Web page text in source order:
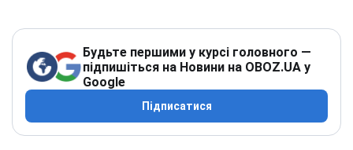
Будьте першими у курсі головного —
підпишіться на Новини на OBOZ.UA у
Google
Підписатися